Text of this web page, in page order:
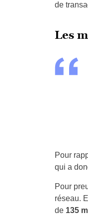
de
Les
Pour
qui a
Pour
réseau.
de 135